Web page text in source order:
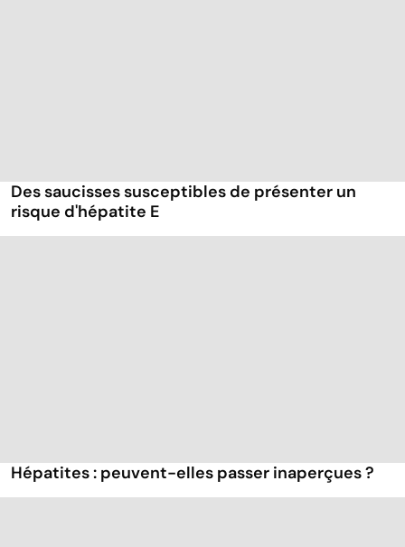
Des saucisses susceptibles de présenter un
risque d'hépatite E
Hépatites : peuvent-elles passer inaperçues ?